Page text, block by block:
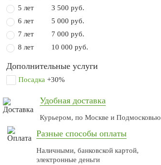
5 лет
3 500 руб.
6 лет
5 000 руб.
7 лет
7 000 руб.
8 лет
10 000 руб.
Дополнительные услуги
Посадка +30%
Удобная доставка
Курьером, по Москве и Подмосковью
Разные способы оплаты
Наличными, банковской картой,
электронные деньги